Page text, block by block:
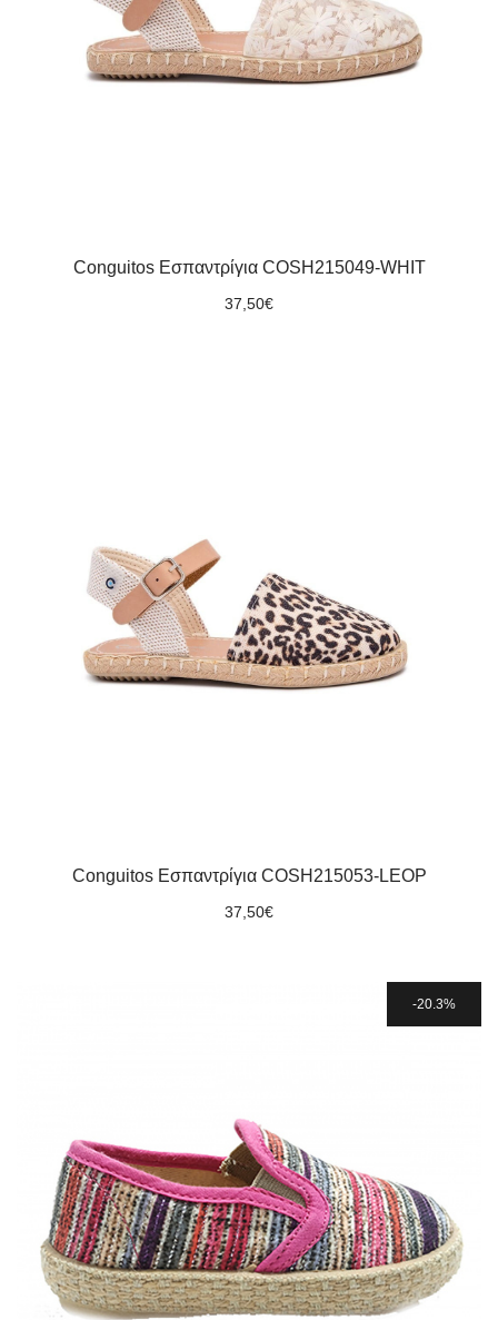
Conguitos Εσπαντρίγια COSH215049-WHIT
37,50€
Conguitos Εσπαντρίγια COSH215053-LEOP
37,50€
20.3%